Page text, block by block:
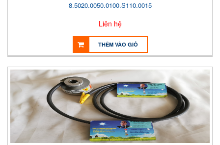
8.5020.0050.0100.S110.0015
Liên hệ
THÊM VÀO GIỎ